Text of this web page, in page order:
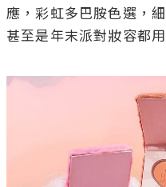
應，彩虹多巴胺色選，
甚至是年末派對妝容都用